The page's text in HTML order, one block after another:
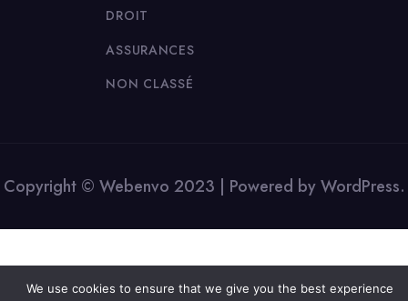
DROIT
ASSURANCES
NON CLASSÉ
Copyright © Webenvo 2023 | Powered by WordPress.
We use cookies to ensure that we give you the best experience